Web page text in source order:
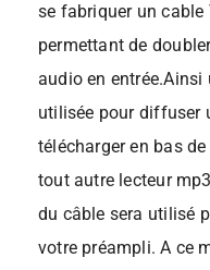
se fabriquer un cable
permettant de
audio en entrée.Ainsi
utilisée pour diffuser
télécharger en bas
tout autre lecteur
du câble sera utilisé
votre préampli. A ce